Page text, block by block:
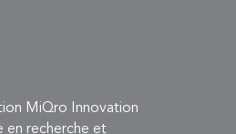
MiQro Innovation
en recherche et